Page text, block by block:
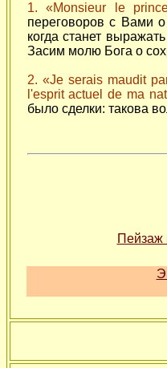
1. «Monsieur le
переговоров с Вами
когда станет
Засим молю Бога о
2. «Je serais maudit
l'esprit actuel de ma
было сделки: такова
Пейзаж